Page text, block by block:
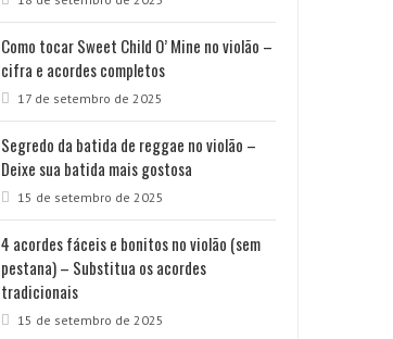
Como tocar Sweet Child O’ Mine no violão –
cifra e acordes completos
17 de setembro de 2025
Segredo da batida de reggae no violão –
Deixe sua batida mais gostosa
15 de setembro de 2025
4 acordes fáceis e bonitos no violão (sem
pestana) – Substitua os acordes
tradicionais
15 de setembro de 2025